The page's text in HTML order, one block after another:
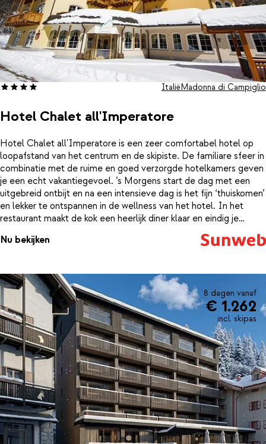
Hotel Chalet all'Imperatore
ItaliëMadonna di Campiglio
Hotel Chalet all'Imperatore is een zeer comfortabel hotel op
loopafstand van het centrum en de skipiste. De familiare sfeer in
combinatie met de ruime en goed verzorgde hotelkamers geven
je een echt vakantiegevoel. ’s Morgens start de dag met een
uitgebreid ontbijt en na een intensieve dag is het fijn ‘thuiskomen’
en lekker te ontspannen in de wellness van het hotel. In het
restaurant maakt de kok een heerlijk diner klaar en eindig je
Nu bekijken
8 dagen vanaf
€ 1.262
incl. skipas